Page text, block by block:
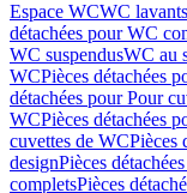
Espace WCWC
détachées pour WC
WC suspendusWC au
WCPièces détachées
détachées pour Pour
WCPièces détachées
cuvettes de WCPièces
designPièces
completsPièces